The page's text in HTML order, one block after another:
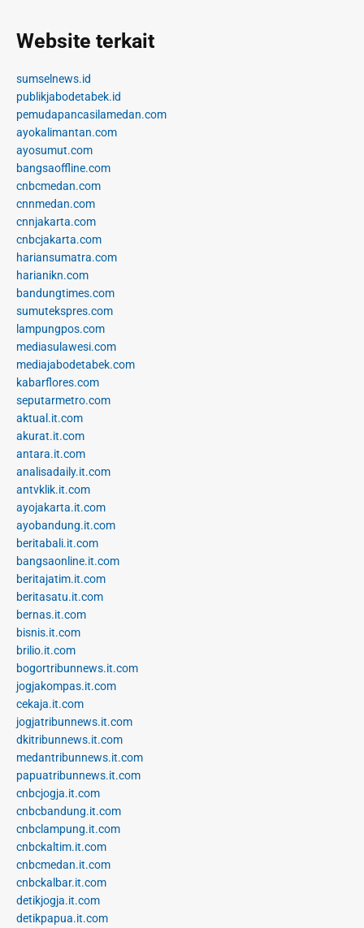
Website terkait
sumselnews.id
publikjabodetabek.id
pemudapancasilamedan.com
ayokalimantan.com
ayosumut.com
bangsaoffline.com
cnbcmedan.com
cnnmedan.com
cnnjakarta.com
cnbcjakarta.com
hariansumatra.com
harianikn.com
bandungtimes.com
sumutekspres.com
lampungpos.com
mediasulawesi.com
mediajabodetabek.com
kabarflores.com
seputarmetro.com
aktual.it.com
akurat.it.com
antara.it.com
analisadaily.it.com
antvklik.it.com
ayojakarta.it.com
ayobandung.it.com
beritabali.it.com
bangsaonline.it.com
beritajatim.it.com
beritasatu.it.com
bernas.it.com
bisnis.it.com
brilio.it.com
bogortribunnews.it.com
jogjakompas.it.com
cekaja.it.com
jogjatribunnews.it.com
dkitribunnews.it.com
medantribunnews.it.com
papuatribunnews.it.com
cnbcjogja.it.com
cnbcbandung.it.com
cnbclampung.it.com
cnbckaltim.it.com
cnbcmedan.it.com
cnbckalbar.it.com
detikjogja.it.com
detikpapua.it.com